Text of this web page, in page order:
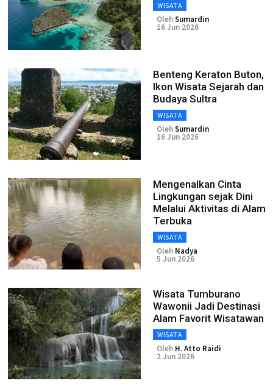
WISATA
OlehSumardin
16 Jun 2026
Benteng Keraton Buton,
Ikon Wisata Sejarah dan
Budaya Sultra
WISATA
OlehSumardin
16 Jun 2026
Mengenalkan Cinta
Lingkungan sejak Dini
Melalui Aktivitas di Alam
Terbuka
WISATA
Oleh Nadya
5 Jun 2026
Wisata Tumburano
Wawonii Jadi Destinasi
Alam Favorit Wisatawan
WISATA
Oleh H. Atto Raidi
2 Jun 2026